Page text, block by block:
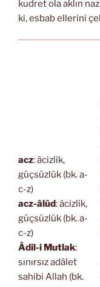
kudret ola aklın
ki, esbab ellerini
acz: âcizlik,
güçsüzlük (bk. a-
c-z)
acz-âlûd: âcizlik,
güçsüzlük (bk. a-
c-z)
Âdil-i Mutlak:
sınırsız adâlet
sahibi Allah (bk.